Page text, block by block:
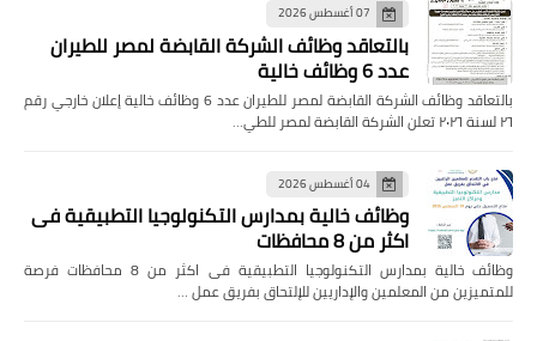
07 أغسطس 2026
بالتعاقد وظائف الشركة القابضة لمصر للطيران
عدد 6 وظائف خالية
بالتعاقد وظائف الشركة القابضة لمصر للطيران عدد 6 وظائف خالية إعلان خارجي رقم
٢٦ لسنة ٢٠٢٦ تعلن الشركة القابضة لمصر للطي…
04 أغسطس 2026
وظائف خالية بمدارس التكنولوجيا التطبيقية فى
اكثر من 8 محافظات
وظائف خالية بمدارس التكنولوجيا التطبيقية فى اكثر من 8 محافظات فرصة
للمتميزين من المعلمين والإداريين للإلتحاق بفريق عمل …